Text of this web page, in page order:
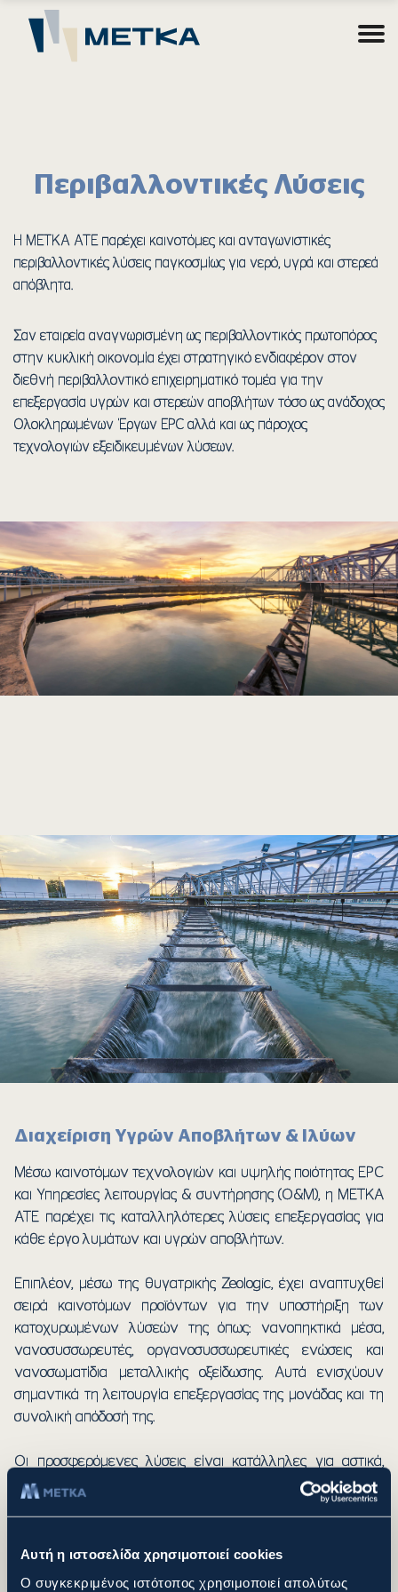
Αυτή η ιστοσελίδα χρησιμοποιεί cookies
Ο συγκεκριμένος ιστότοπος χρησιμοποιεί απολύτως
Περιβαλλοντικές Λύσεις
Η ΜΕΤΚΑ ATE παρέχει καινοτόμες και ανταγωνιστικές
περιβαλλοντικές λύσεις παγκοσμίως για νερό, υγρά και στερεά
απόβλητα.
Σαν εταιρεία αναγνωρισμένη ως περιβαλλοντικός πρωτοπόρος
στην κυκλική οικονομία έχει στρατηγικό ενδιαφέρον στον
διεθνή περιβαλλοντικό επιχειρηματικό τομέα για την
επεξεργασία υγρών και στερεών αποβλήτων τόσο ως ανάδοχος
Ολοκληρωμένων Έργων EPC αλλά και ως πάροχος
τεχνολογιών εξειδικευμένων λύσεων.
Διαχείριση Υγρών Αποβλήτων & Ιλύων
Μέσω καινοτόμων τεχνολογιών και υψηλής ποιότητας EPC
και Υπηρεσίες λειτουργίας & συντήρησης (O&M), η ΜΕΤΚΑ
ΑΤΕ παρέχει τις καταλληλότερες λύσεις επεξεργασίας για
κάθε έργο λυμάτων και υγρών αποβλήτων.
Επιπλέον, μέσω της θυγατρικής Zeologic, έχει αναπτυχθεί
σειρά καινοτόμων προϊόντων για την υποστήριξη των
κατοχυρωμένων λύσεών της όπως: νανοπηκτικά μέσα,
νανοσυσσωρευτές, οργανοσυσσωρευτικές ενώσεις και
νανοσωματίδια μεταλλικής οξείδωσης. Αυτά ενισχύουν
σημαντικά τη λειτουργία επεξεργασίας της μονάδας και τη
συνολική απόδοσή της.
Οι προσφερόμενες λύσεις είναι κατάλληλες για αστικά,
βιομηχανικά και γεωργικά απόβλητα και περιλαμβάνουν
την κατασκευή νέων ή την αναβάθμιση και βελτιστοποίηση